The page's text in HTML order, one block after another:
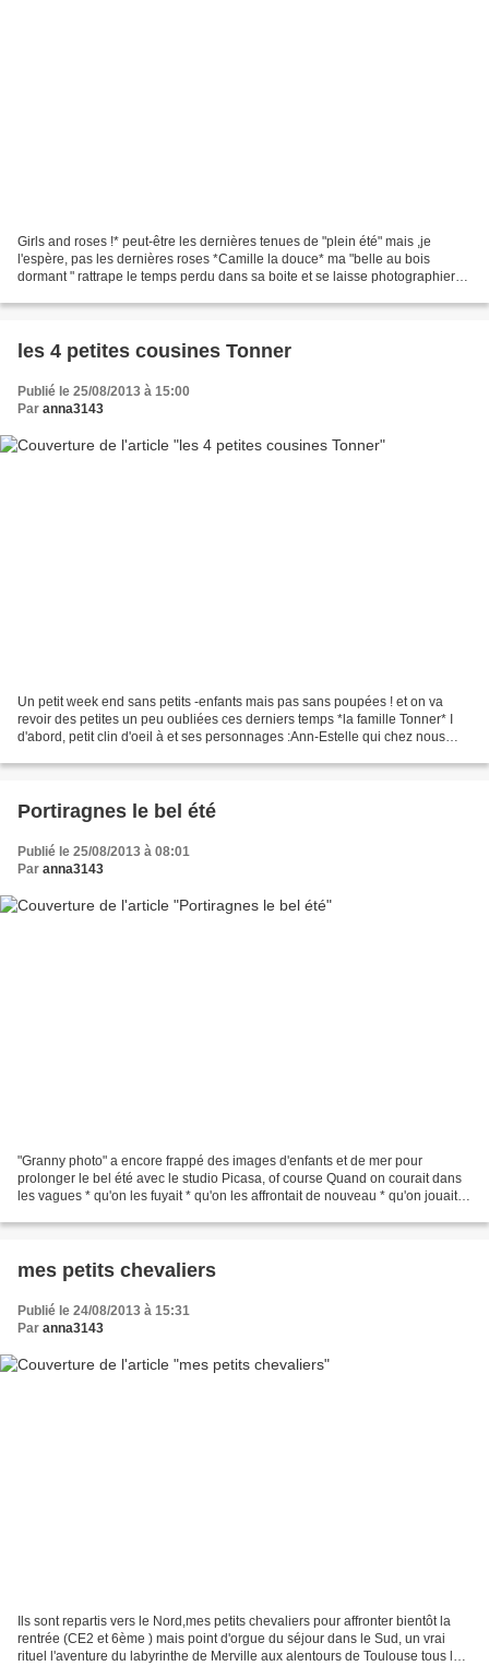
Girls and roses !* peut-être les dernières tenues de "plein été" mais ,je
l'espère, pas les dernières roses *Camille la douce* ma "belle au bois
dormant " rattrape le temps perdu dans sa boite et se laisse photographier
les 4 petites cousines Tonner
Publié le 25/08/2013 à 15:00
Par anna3143
Un petit week end sans petits -enfants mais pas sans poupées ! et on va
revoir des petites un peu oubliées ces derniers temps *la famille Tonner* I
d'abord, petit clin d'oeil à et ses personnages :Ann-Estelle qui chez nous
Portiragnes le bel été
Publié le 25/08/2013 à 08:01
Par anna3143
"Granny photo" a encore frappé des images d'enfants et de mer pour
prolonger le bel été avec le studio Picasa, of course Quand on courait dans
les vagues * qu'on les fuyait * qu'on les affrontait de nouveau * qu'on jouait à
mes petits chevaliers
Publié le 24/08/2013 à 15:31
Par anna3143
Ils sont repartis vers le Nord,mes petits chevaliers pour affronter bientôt la
rentrée (CE2 et 6ème ) mais point d'orgue du séjour dans le Sud, un vrai
rituel l'aventure du labyrinthe de Merville aux alentours de Toulouse tous les